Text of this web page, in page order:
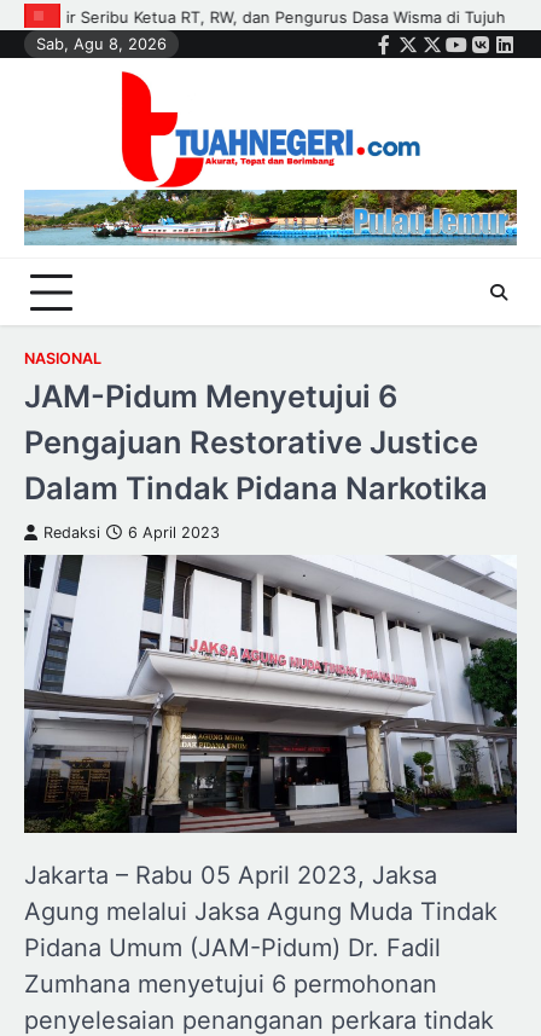
Skip
to
di Tujuh Kecamatan
Polisi dan Petani di Kandis Kawal Jagung
Sab, Agu 8, 2026
Facebook
Twitter
Instagram
Youtube
VK
NASIONAL
JAM-Pidum Menyetujui 6
Pengajuan Restorative Justice
Dalam Tindak Pidana Narkotika
Redaksi 6 April 2023
Jakarta – Rabu 05 April 2023, Jaksa
Agung melalui Jaksa Agung Muda Tindak
Pidana Umum (JAM-Pidum) Dr. Fadil
Zumhana menyetujui 6 permohonan
penyelesaian penanganan perkara tindak